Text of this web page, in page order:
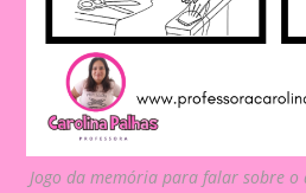
Jogo da memória para falar sobre